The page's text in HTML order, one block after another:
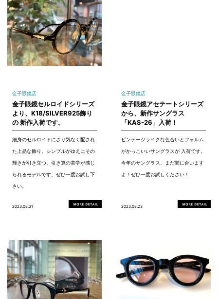
金子眼鏡店
金子眼鏡セルロイドシリーズ
より、K18/SILVER925飾り
の 新作入荷です。
細身のセルロイドにさり気なく配され
た上品な飾り。シンプルがゆえにその
輝きが引き立つ、引き算の美学が感じ
られるモデルです。ぜひ一度お試し下
さい。
2023.08.31
金子眼鏡店
金子眼鏡アセテートシリーズ
から、新作サングラス
「KAS-26」入荷！
ビンテージライクな色合いとフォルム
がかっこいいサングラスが 入荷です。
今年のサングラス、まだ間に合います
よ！ぜひ一度お試しください！
2023.08.23